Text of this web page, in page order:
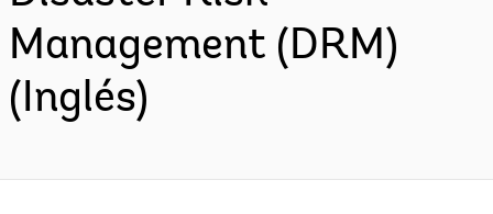
Management (DRM)
(Inglés)